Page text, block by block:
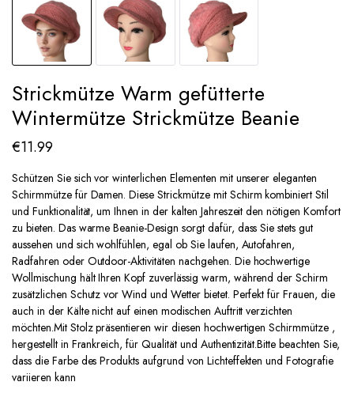
Strickmütze Warm gefütterte
Wintermütze Strickmütze Beanie
€11.99
Schützen Sie sich vor winterlichen Elementen mit unserer eleganten
Schirmmütze für Damen. Diese Strickmütze mit Schirm kombiniert Stil
und Funktionalität, um Ihnen in der kalten Jahreszeit den nötigen Komfort
zu bieten. Das warme Beanie-Design sorgt dafür, dass Sie stets gut
aussehen und sich wohlfühlen, egal ob Sie laufen, Autofahren,
Radfahren oder Outdoor-Aktivitäten nachgehen. Die hochwertige
Wollmischung hält Ihren Kopf zuverlässig warm, während der Schirm
zusätzlichen Schutz vor Wind und Wetter bietet. Perfekt für Frauen, die
auch in der Kälte nicht auf einen modischen Auftritt verzichten
möchten.Mit Stolz präsentieren wir diesen hochwertigen Schirmmütze ,
hergestellt in Frankreich, für Qualität und Authentizität.Bitte beachten Sie,
dass die Farbe des Produkts aufgrund von Lichteffekten und Fotografie
variieren kann